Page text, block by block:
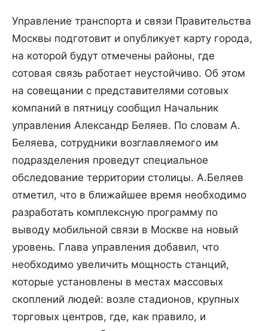
Управление транспорта и связи Правительства
Москвы подготовит и опубликует карту города,
на которой будут отмечены районы, где
сотовая связь работает неустойчиво. Об этом
на совещании с представителями сотовых
компаний в пятницу сообщил Начальник
управления Александр Беляев. По словам А.
Беляева, сотрудники возглавляемого им
подразделения проведут специальное
обследование территории столицы. А.Беляев
отметил, что в ближайшее время необходимо
разработать комплексную программу по
выводу мобильной связи в Москве на новый
уровень. Глава управления добавил, что
необходимо увеличить мощность станций,
которые установлены в местах массовых
скоплений людей: возле стадионов, крупных
торговых центров, где, как правило, и